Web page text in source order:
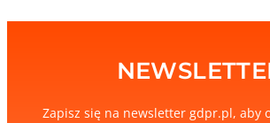
Zapisz się na newsletter gdpr.pl, aby